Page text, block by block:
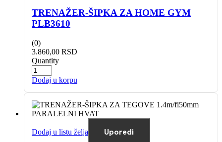
TRENAŽER-ŠIPKA ZA HOME GYM
PLB3610
(0)
3.860,00 RSD
Quantity
Dodaj u korpu
Dodaj u listu želja Uporedi